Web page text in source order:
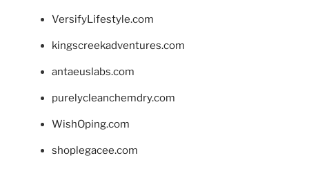
VersifyLifestyle.com
kingscreekadventures.com
antaeuslabs.com
purelycleanchemdry.com
WishOping.com
shoplegacee.com